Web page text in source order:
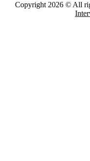
Copyright 2026 © All